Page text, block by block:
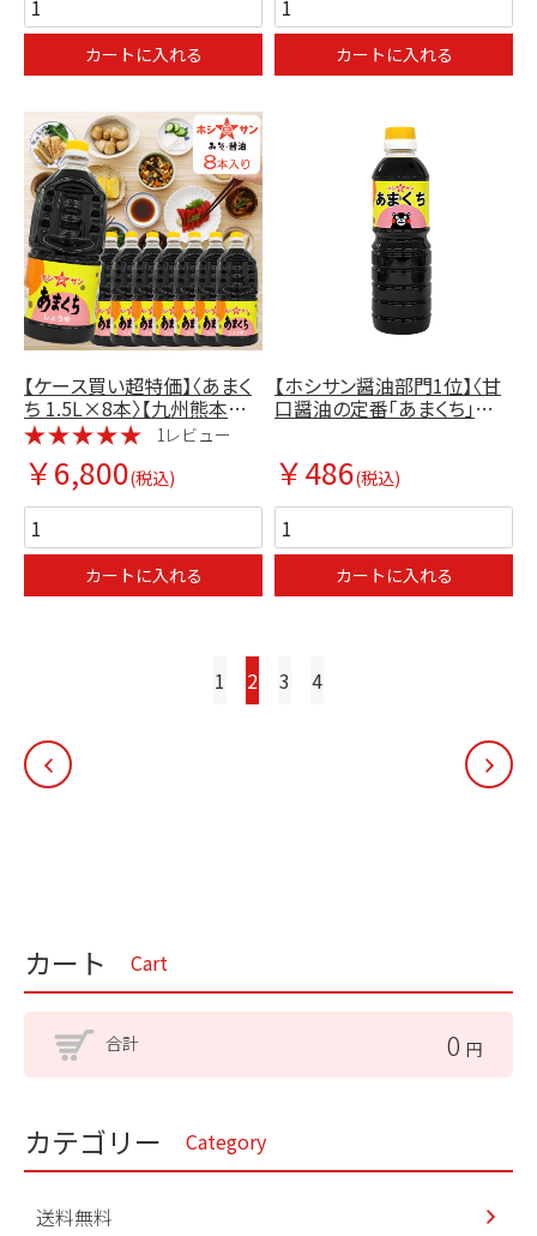
カートに入れる カートに入れる
【ケース買い超特価】〈あまく
ち 1.5L×8本〉【九州熊本の
老舗醤油屋ホシサン】
1レビュー
￥6,800(税込)
カートに入れる
【ホシサン醤油部門1位】〈甘
口醤油の定番「あまくち」
￥486(税込)
カートに入れる
ビ
ゲ
ー
1 2 3 4
カート Cart
合計 0 円
カテゴリー Category
送料無料